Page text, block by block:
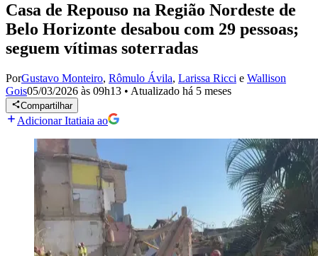
Casa de Repouso na Região Nordeste de
Belo Horizonte desabou com 29 pessoas;
seguem vítimas soterradas
PorGustavo Monteiro, Rômulo Ávila, Larissa Ricci e Wallison
Gois05/03/2026 às 09h13 • Atualizado há 5 meses
Compartilhar
Adicionar Itatiaia ao